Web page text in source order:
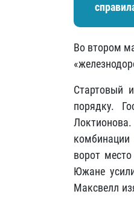
Во втором
Стартовый
порядку.
ворот
Южане
Максвелл